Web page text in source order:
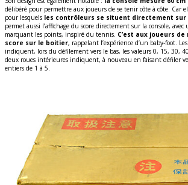
délibéré pour permettre aux joueurs de se tenir côte à côte. Car
pour lesquels les contrôleurs se situent directement sur
permet aussi l’affichage du score directement sur la console, avec
marquant les points, inspiré du tennis. C’est aux joueurs
score sur le boitier, rappelant l’expérience d’un baby-foot.
indiquent, lors du défilement vers le bas, les valeurs 0, 15, 30,
deux roues intérieures indiquent, à nouveau en faisant défiler
entiers de 1 à 5.